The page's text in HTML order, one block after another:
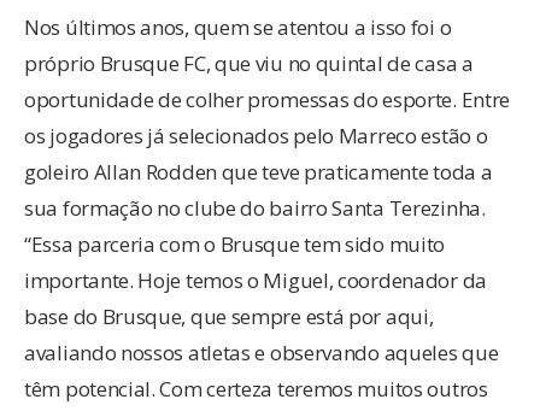
Nos últimos anos, quem se atentou a isso foi o
próprio Brusque FC, que viu no quintal de casa a
oportunidade de colher promessas do esporte. Entre
os jogadores já selecionados pelo Marreco estão o
goleiro Allan Rodden que teve praticamente toda a
sua formação no clube do bairro Santa Terezinha.
“Essa parceria com o Brusque tem sido muito
importante. Hoje temos o Miguel, coordenador da
base do Brusque, que sempre está por aqui,
avaliando nossos atletas e observando aqueles que
têm potencial. Com certeza teremos muitos outros